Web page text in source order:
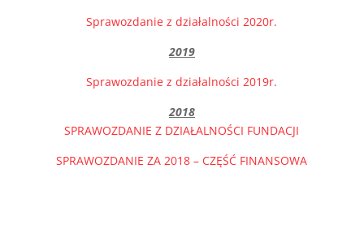
Sprawozdanie z działalności 2020r.
2019
Sprawozdanie z działalności 2019r.
2018
SPRAWOZDANIE Z DZIAŁALNOŚCI FUNDACJI
SPRAWOZDANIE ZA 2018 – CZĘŚĆ FINANSOWA